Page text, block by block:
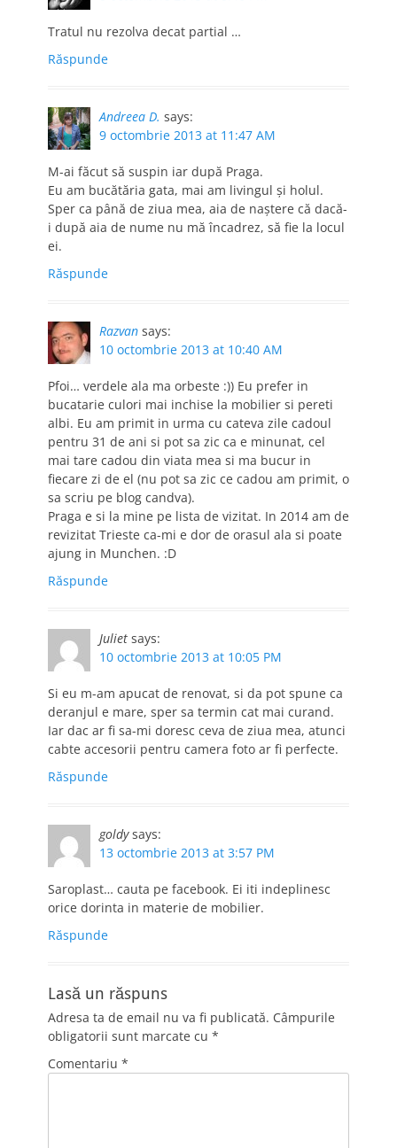
Tratul nu rezolva decat partial …
Răspunde
Andreea D. says:
9 octombrie 2013 at 11:47 AM
M-ai făcut să suspin iar după Praga.
Eu am bucătăria gata, mai am livingul şi holul.
Sper ca până de ziua mea, aia de naştere că dacă-
i după aia de nume nu mă încadrez, să fie la locul
ei.
Răspunde
Razvan says:
10 octombrie 2013 at 10:40 AM
Pfoi… verdele ala ma orbeste :)) Eu prefer in
bucatarie culori mai inchise la mobilier si pereti
albi. Eu am primit in urma cu cateva zile cadoul
pentru 31 de ani si pot sa zic ca e minunat, cel
mai tare cadou din viata mea si ma bucur in
fiecare zi de el (nu pot sa zic ce cadou am primit, o
sa scriu pe blog candva).
Praga e si la mine pe lista de vizitat. In 2014 am de
revizitat Trieste ca-mi e dor de orasul ala si poate
ajung in Munchen. :D
Răspunde
Juliet says:
10 octombrie 2013 at 10:05 PM
Si eu m-am apucat de renovat, si da pot spune ca
deranjul e mare, sper sa termin cat mai curand.
Iar dac ar fi sa-mi doresc ceva de ziua mea, atunci
cabte accesorii pentru camera foto ar fi perfecte.
Răspunde
goldy says:
13 octombrie 2013 at 3:57 PM
Saroplast… cauta pe facebook. Ei iti indeplinesc
orice dorinta in materie de mobilier.
Răspunde
Lasă un răspuns
Adresa ta de email nu va fi publicată. Câmpurile
obligatorii sunt marcate cu *
Comentariu *